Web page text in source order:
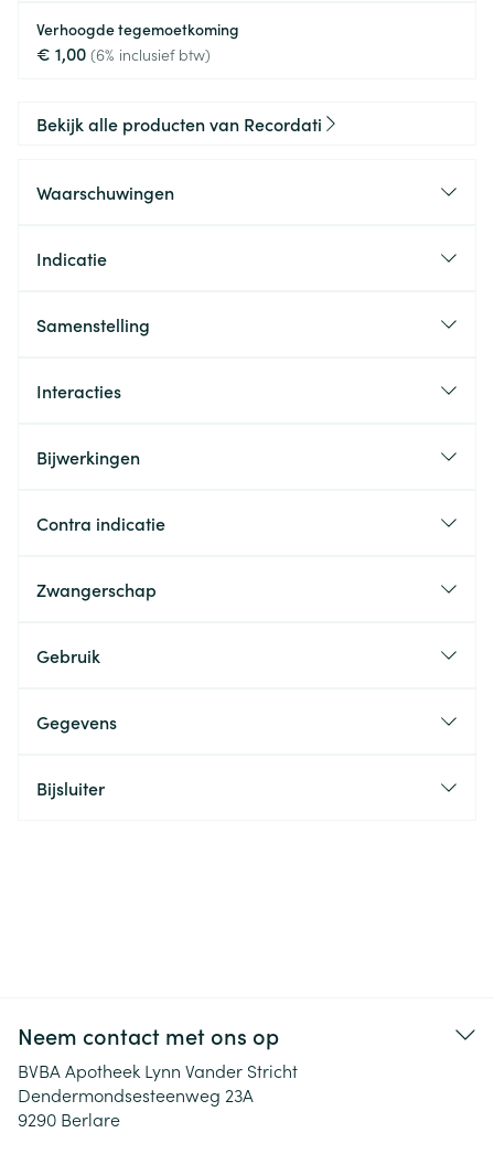
Verhoogde tegemoetkoming
€ 1,00 (6% inclusief btw)
Bekijk alle producten van Recordati
Waarschuwingen
Indicatie
Samenstelling
Interacties
Bijwerkingen
Contra indicatie
Zwangerschap
Gebruik
Gegevens
Bijsluiter
Neem contact met ons op
BVBA Apotheek Lynn Vander Stricht
Dendermondsesteenweg 23A
9290 Berlare